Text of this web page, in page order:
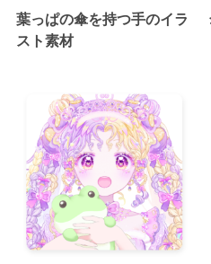
葉っぱの傘を持つ手のイラ
スト素材